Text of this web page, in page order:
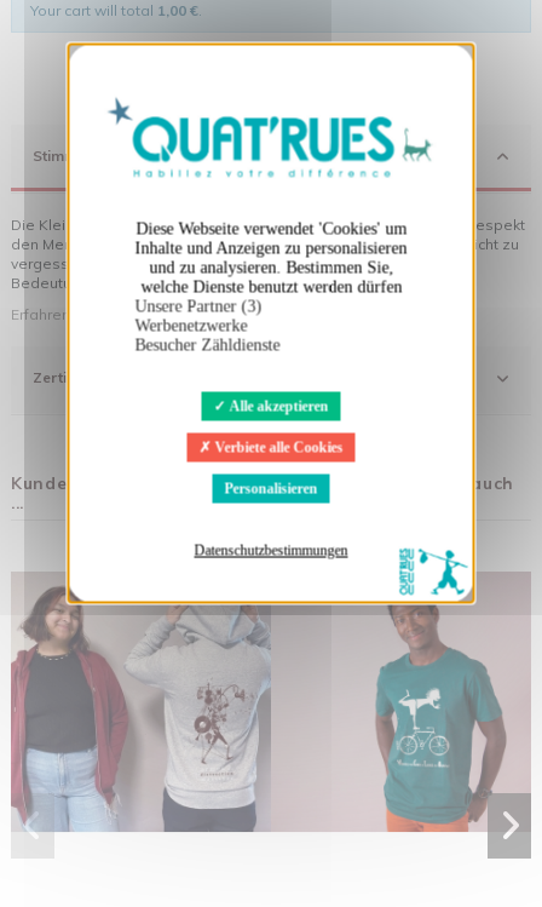
Diese Webseite verwendet 'Cookies' um
Inhalte und Anzeigen zu personalisieren
und zu analysieren. Bestimmen Sie,
welche Dienste benutzt werden dürfen
Unsere Partner (3)
Werbenetzwerke
Besucher Zähldienste
Alle akzeptieren
Verbiete alle Cookies
Personalisieren
Datenschutzbestimmungen
Your cart will total 1,00 €
Stimmung
Die Kleidung von Quat'rues besteht aus Bio-Baumwolle, die mit Respekt
den Menschen und ihrer Umwelt gegenüber hergestellt wurde... nicht zu
vergessen die originellen Motive, die Ihrer Kleidung noch mehr
Bedeutung verleihen!
Erfahren Sie mehr über unsere Philosophie
Zertifizierung
Kunden, die diesen Artikel gekauft haben, kauften auch
...